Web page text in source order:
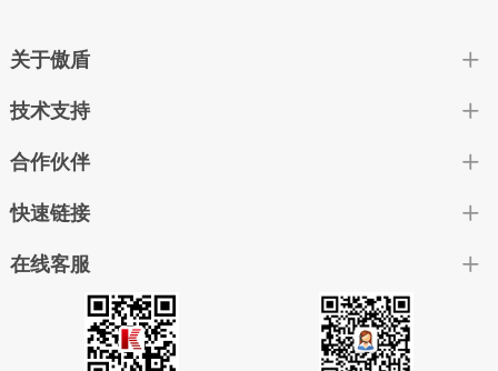
关于傲盾
技术支持
合作伙伴
快速链接
在线客服